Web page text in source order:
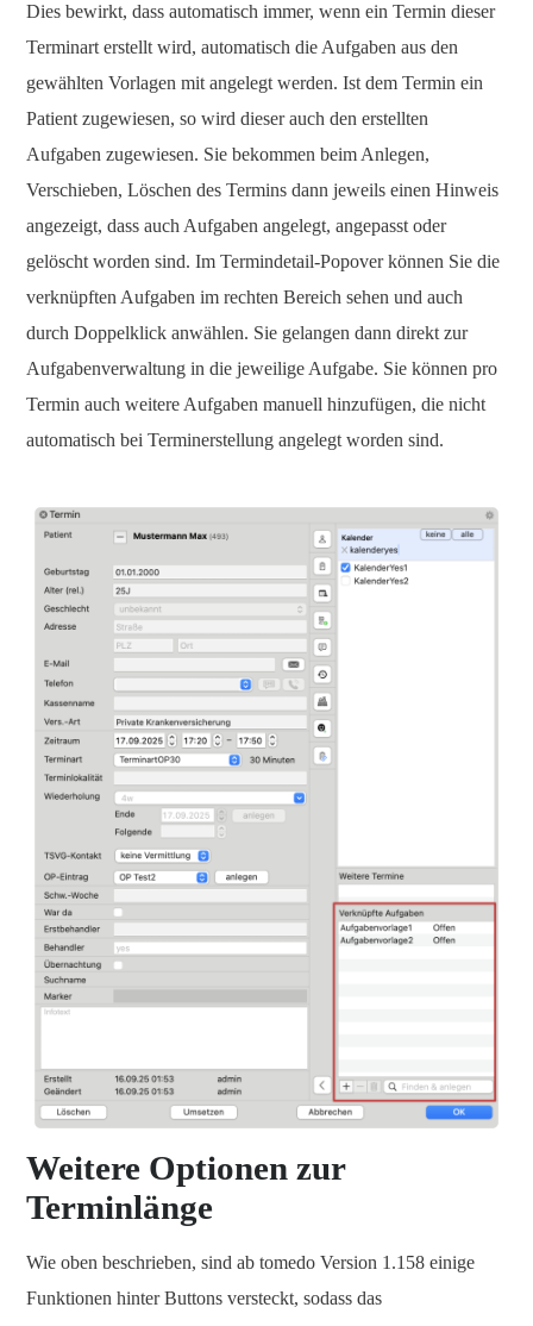
Dies bewirkt, dass automatisch immer, wenn ein Termin dieser
Terminart erstellt wird, automatisch die Aufgaben aus den
gewählten Vorlagen mit angelegt werden. Ist dem Termin ein
Patient zugewiesen, so wird dieser auch den erstellten
Aufgaben zugewiesen. Sie bekommen beim Anlegen,
Verschieben, Löschen des Termins dann jeweils einen Hinweis
angezeigt, dass auch Aufgaben angelegt, angepasst oder
gelöscht worden sind. Im Termindetail-Popover können Sie die
verknüpften Aufgaben im rechten Bereich sehen und auch
durch Doppelklick anwählen. Sie gelangen dann direkt zur
Aufgabenverwaltung in die jeweilige Aufgabe. Sie können pro
Termin auch weitere Aufgaben manuell hinzufügen, die nicht
automatisch bei Terminerstellung angelegt worden sind.
Weitere Optionen zur
Terminlänge
Wie oben beschrieben, sind ab tomedo Version 1.158 einige
Funktionen hinter Buttons versteckt, sodass das